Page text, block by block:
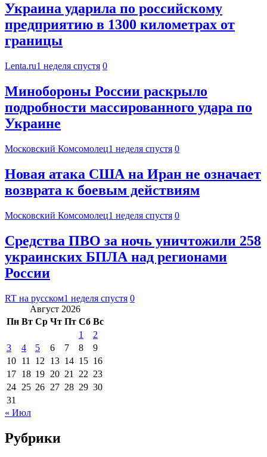
Украина ударила по российскому
предприятию в 1300 километрах от
границы
Lenta.ru1 неделя спустя 0
Минобороны России раскрыло
подробности массированного удара по
Украине
Московский Комсомолец1 неделя спустя 0
Новая атака США на Иран не означает
возврата к боевым действиям
Московский Комсомолец1 неделя спустя 0
Средства ПВО за ночь уничтожили 258
украинских БПЛА над регионами
России
RT на русском1 неделя спустя 0
Август 2026
Пн Вт Ср Чт Пт Сб Вс
1
2
3
4 5 6 7 8
9
10 11 12 13 14 15 16
17 18 19 20 21 22 23
24 25 26 27 28 29 30
31
« Июл
Рубрики